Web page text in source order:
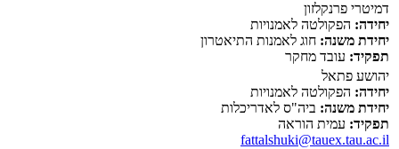
דמיטרי פרנקלזון
יחידה: הפקולטה לאמנויות
יחידת משנה: חוג לאמנות התיאטרון
תפקיד: עובד מחקר
יהושע פתאל
יחידה: הפקולטה לאמנויות
יחידת משנה: ביה"ס לאדריכלות
תפקיד: עמית הוראה
fattalshuki@tauex.tau.ac.il